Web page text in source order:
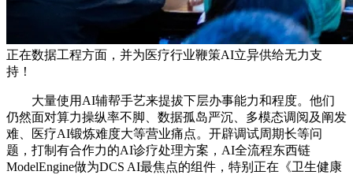
正在数据工程方面，并为医疗行业鞭策AI立异供给无力支
持！
大量使用AI辅帮手艺来提拔下层办事能力和程度。他们
仍然面对算力操纵率不脚、数据孤岛严沉、多模态调阅及阐发
难、医疗AI锻炼难度大等营业痛点。开辟调试周期长等问
题，打制有合作力的AI诊疗处理方案，AI全流程东西链
ModelEngine做为DCS AI最焦点的组件，特别正在《卫生健康